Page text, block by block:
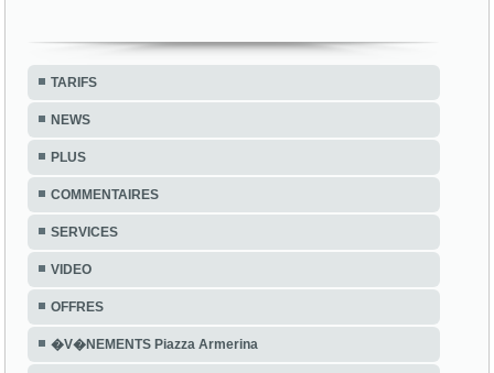
TARIFS
NEWS
PLUS
COMMENTAIRES
SERVICES
VIDEO
OFFRES
�V�NEMENTS Piazza Armerina
INFO Piazza Armerina